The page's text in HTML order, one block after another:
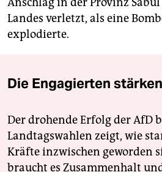
Landes verletzt, als eine
explodierte.
Die Engagierten stärken
Der drohende Erfolg der AfD
Landtagswahlen zeigt, wie
Kräfte inzwischen geworden
braucht es Zusammenhalt